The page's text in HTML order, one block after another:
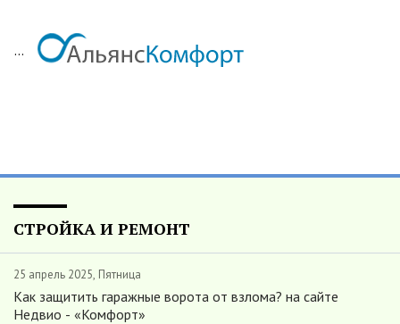
...
СТРОЙКА И РЕМОНТ
25 апрель 2025, Пятница
Как защитить гаражные ворота от взлома? на сайте
Недвио - «Комфорт»